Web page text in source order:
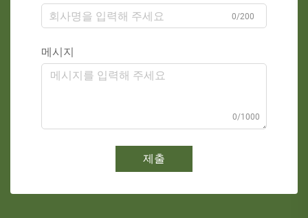
0/200
메시지
0/1000
제출